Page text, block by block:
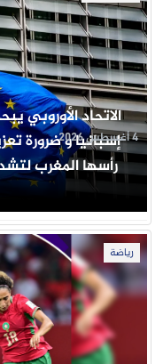
الاتحاد الأوروبي
إسبانيا و ضرورة
رأسها المغرب
4 أغسطس 2026
رياضة